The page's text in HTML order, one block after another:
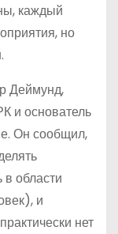
каждый
но
Деймунд,
и основатель
Он сообщил,
в области
и
нет